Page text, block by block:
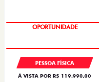
OPORTUNIDADE
PESSOA FÍSICA
À VISTA POR R$ 119.990,00